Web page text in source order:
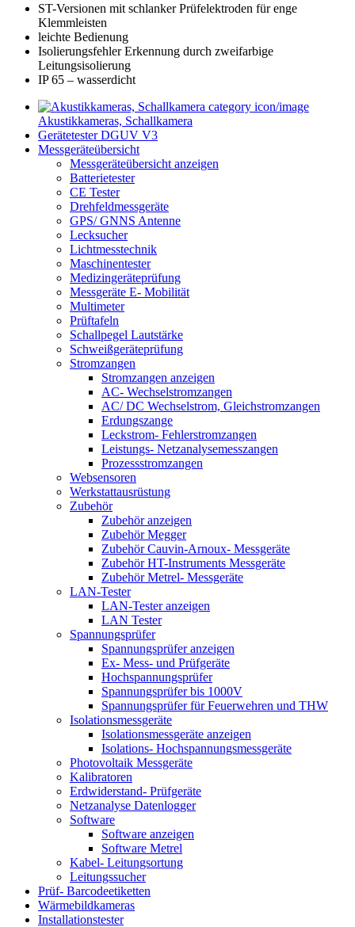
ST-Versionen mit schlanker Prüfelektroden für enge
Klemmleisten
leichte Bedienung
Isolierungsfehler Erkennung durch zweifarbige
Leitungsisolierung
IP 65 – wasserdicht
Akustikkameras, Schallkamera
Gerätetester DGUV V3
Messgeräteübersicht
Messgeräteübersicht anzeigen
Batterietester
CE Tester
Drehfeldmessgeräte
GPS/ GNNS Antenne
Lecksucher
Lichtmesstechnik
Maschinentester
Medizingeräteprüfung
Messgeräte E- Mobilität
Multimeter
Prüftafeln
Schallpegel Lautstärke
Schweißgeräteprüfung
Stromzangen
Stromzangen anzeigen
AC- Wechselstromzangen
AC/ DC Wechselstrom, Gleichstromzangen
Erdungszange
Leckstrom- Fehlerstromzangen
Leistungs- Netzanalysemesszangen
Prozessstromzangen
Websensoren
Werkstattausrüstung
Zubehör
Zubehör anzeigen
Zubehör Megger
Zubehör Cauvin-Arnoux- Messgeräte
Zubehör HT-Instruments Messgeräte
Zubehör Metrel- Messgeräte
LAN-Tester
LAN-Tester anzeigen
LAN Tester
Spannungsprüfer
Spannungsprüfer anzeigen
Ex- Mess- und Prüfgeräte
Hochspannungsprüfer
Spannungsprüfer bis 1000V
Spannungsprüfer für Feuerwehren und THW
Isolationsmessgeräte
Isolationsmessgeräte anzeigen
Isolations- Hochspannungsmessgeräte
Photovoltaik Messgeräte
Kalibratoren
Erdwiderstand- Prüfgeräte
Netzanalyse Datenlogger
Software
Software anzeigen
Software Metrel
Kabel- Leitungsortung
Leitungssucher
Prüf- Barcodeetiketten
Wärmebildkameras
Installationstester